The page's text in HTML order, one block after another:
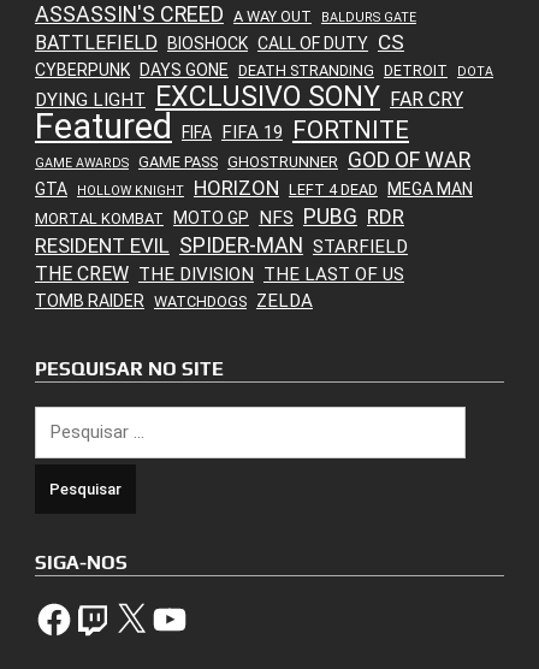
ASSASSIN'S CREED A WAY OUT BALDURS GATE
BATTLEFIELD BIOSHOCK CALL OF DUTY CS
CYBERPUNK DAYS GONE DEATH STRANDING DETROIT DOTA
DYING LIGHT EXCLUSIVO SONY FAR CRY
Featured FIFA FIFA 19 FORTNITE
GAME AWARDS GAME PASS GHOSTRUNNER GOD OF WAR
GTA HOLLOW KNIGHT HORIZON LEFT 4 DEAD MEGA MAN
MORTAL KOMBAT MOTO GP NFS PUBG RDR
RESIDENT EVIL SPIDER-MAN STARFIELD
THE CREW THE DIVISION THE LAST OF US
TOMB RAIDER WATCHDOGS ZELDA
PESQUISAR NO SITE
por:
SIGA-NOS
FacebookTwitch X YouTube